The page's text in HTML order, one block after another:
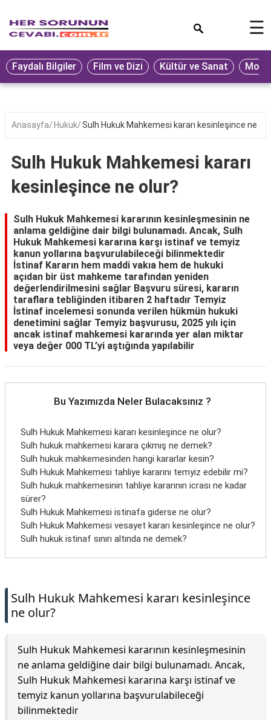
Eğitim
Ekonomi
Seyahat
Oyun
Yaşam
Hukuk
Blog
☰
Faydalı Bilgiler Film ve Dizi Kültür ve Sanat
Anasayfa Hukuk Sulh Hukuk Mahkemesi kararı kesinleşince ne
Sulh Hukuk Mahkemesi kararı
kesinleşince ne olur?
Sulh Hukuk Mahkemesi kararının kesinleşmesinin ne
anlama geldiğine dair bilgi bulunamadı. Ancak, Sulh
Hukuk Mahkemesi kararına karşı istinaf ve temyiz
kanun yollarına başvurulabileceği bilinmektedir
İstinaf Kararın hem maddi vakıa hem de hukuki
açıdan bir üst mahkeme tarafından yeniden
değerlendirilmesini sağlar Başvuru süresi, kararın
taraflara tebliğinden itibaren 2 haftadır Temyiz
İstinaf incelemesi sonunda verilen hükmün hukuki
denetimini sağlar Temyiz başvurusu, 2025 yılı için
ancak istinaf mahkemesi kararında yer alan miktar
veya değer 000 TL’yi aştığında yapılabilir
Bu Yazımızda Neler Bulacaksınız ?
Sulh Hukuk Mahkemesi kararı kesinleşince ne olur?
Sulh hukuk mahkemesi karara çıkmış ne demek?
Sulh hukuk mahkemesinden hangi kararlar kesin?
Sulh Hukuk Mahkemesi tahliye kararını temyiz edebilir mi?
Sulh hukuk mahkemesinin tahliye kararının icrası ne kadar
sürer?
Sulh Hukuk Mahkemesi istinafa giderse ne olur?
Sulh Hukuk Mahkemesi vesayet kararı kesinleşince ne olur?
Sulh hukuk istinaf sınırı altında ne demek?
Sulh Hukuk Mahkemesi kararı kesinleşince
ne olur?
Sulh Hukuk Mahkemesi kararının kesinleşmesinin
ne anlama geldiğine dair bilgi bulunamadı. Ancak,
Sulh Hukuk Mahkemesi kararına karşı istinaf ve
temyiz kanun yollarına başvurulabileceği
bilinmektedir